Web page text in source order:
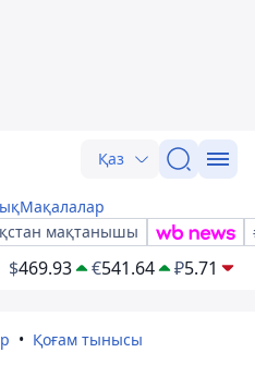
Қаз
Мақалалар
мақтанышы
$469.93 €541.64 ₽5.71
Қоғам тынысы